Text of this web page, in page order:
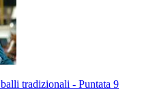
tradizionali - Puntata 9